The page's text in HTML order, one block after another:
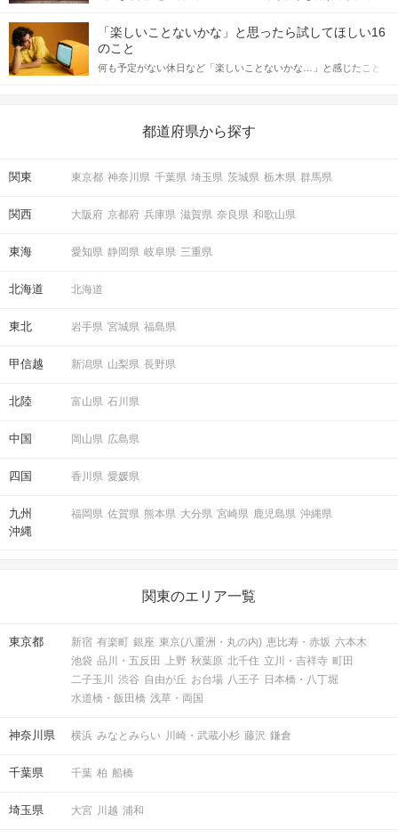
合にどのような行動に繋げるべきかをご紹介していきます。
しかし、中には「どう誘ったらいいの？」とお困りの男性もいら
っしゃるのではないでしょうか。 そこで今回は、男性から女性へ
送るLINEでのデートの誘い方のコツをご紹介します。例文も混じ
えながら解説するので、ぜひ参考にしてください。
「楽しいことないかな」と思ったら試してほしい16
のこと
何も予定がない休日など「楽しいことないかな…」と感じたこと
の楽しいことアイデアを集めました♪ いままさに楽しいことを探し
都道府県から探す
関東 東京都 神奈川県 千葉県 埼玉県 茨城県 栃木県 群馬県
関西 大阪府 京都府 兵庫県 滋賀県 奈良県 和歌山県
東海 愛知県 静岡県 岐阜県 三重県
北海道 北海道
東北 岩手県 宮城県 福島県
甲信越 新潟県 山梨県 長野県
北陸 富山県 石川県
中国 岡山県 広島県
四国 香川県 愛媛県
九州
沖縄
福岡県 佐賀県 熊本県 大分県 宮崎県 鹿児島県 沖縄県
関東のエリア一覧
東京都 新宿 有楽町 銀座 東京(八重洲・丸の内) 恵比寿・赤坂 六本木
池袋 品川・五反田 上野 秋葉原 北千住 立川・吉祥寺 町田
二子玉川
渋谷 自由が丘 お台場 八王子 日本橋・八丁堀
水道橋・飯田橋 浅草・両国
神奈川県 横浜 みなとみらい 川崎・武蔵小杉 藤沢 鎌倉
千葉県 千葉 柏 船橋
埼玉県 大宮 川越 浦和